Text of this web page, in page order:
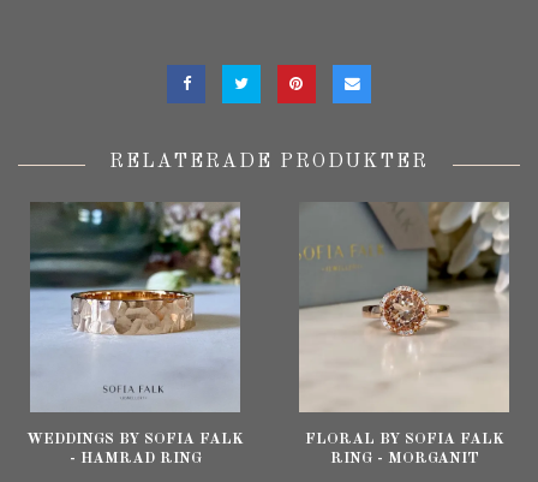
RELATERADE PRODUKTER
WEDDINGS BY SOFIA FALK
- HAMRAD RING
FLORAL BY SOFIA FALK
RING - MORGANIT